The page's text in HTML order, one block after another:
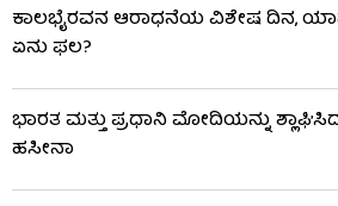
ಕಾಲಭೈರವನ ಆರಾಧನೆಯ ವಿಶೇಷ ದಿನ,
ಏನು ಫಲ?
ಭಾರತ ಮತ್ತು ಪ್ರಧಾನಿ ಮೋದಿಯನ್ನು
ಹಸೀನಾ